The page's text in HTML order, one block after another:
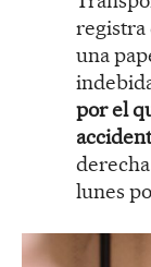
registra
una
por el
lunes